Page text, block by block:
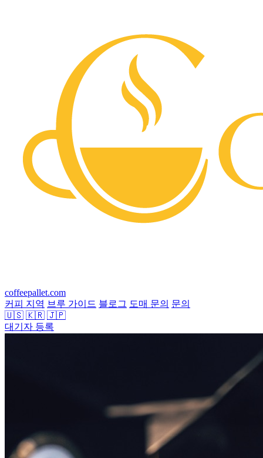
coffeepallet.com
커피 지역 브루 가이드 블로그 도매 문의 문의
🇺🇸 🇰🇷 🇯🇵
대기자 등록